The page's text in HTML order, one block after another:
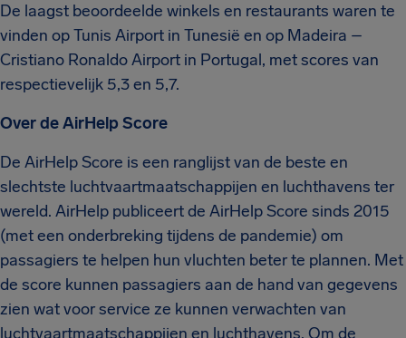
De laagst beoordeelde winkels en restaurants waren te
vinden op Tunis Airport in Tunesië en op Madeira –
Cristiano Ronaldo Airport in Portugal, met scores van
respectievelijk 5,3 en 5,7.
Over de AirHelp Score
De AirHelp Score is een ranglijst van de beste en
slechtste luchtvaartmaatschappijen en luchthavens ter
wereld. AirHelp publiceert de AirHelp Score sinds 2015
(met een onderbreking tijdens de pandemie) om
passagiers te helpen hun vluchten beter te plannen. Met
de score kunnen passagiers aan de hand van gegevens
zien wat voor service ze kunnen verwachten van
luchtvaartmaatschappijen en luchthavens. Om de